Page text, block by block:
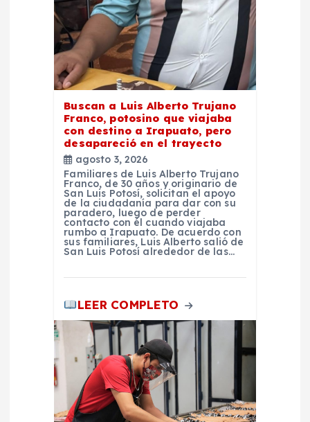
Buscan a Luis Alberto Trujano
Franco, potosino que viajaba
con destino a Irapuato, pero
desapareció en el trayecto
agosto 3, 2026
Familiares de Luis Alberto Trujano
Franco, de 30 años y originario de
San Luis Potosí, solicitan el apoyo
de la ciudadanía para dar con su
paradero, luego de perder
contacto con él cuando viajaba
rumbo a Irapuato. De acuerdo con
sus familiares, Luis Alberto salió de
San Luis Potosí alrededor de las…
LEER COMPLETO